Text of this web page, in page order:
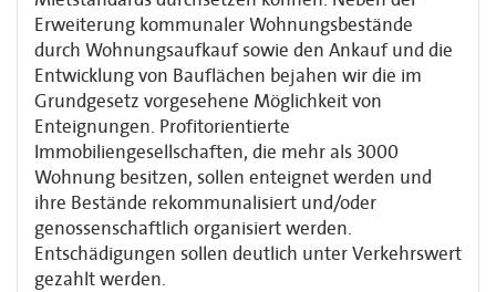
Erweiterung kommunaler Wohnungsbestände
durch Wohnungsaufkauf sowie den Ankauf und die
Entwicklung von Bauflächen bejahen wir die im
Grundgesetz vorgesehene Möglichkeit von
Enteignungen. Profitorientierte
Immobiliengesellschaften, die mehr als 3000
Wohnung besitzen, sollen enteignet werden und
ihre Bestände rekommunalisiert und/oder
genossenschaftlich organisiert werden.
Entschädigungen sollen deutlich unter Verkehrswert
gezahlt werden.